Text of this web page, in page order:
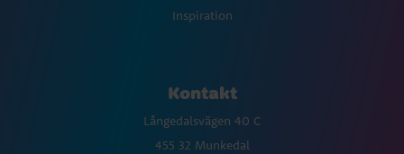
Inspiration
Kontakt
Långedalsvägen 40 C
455 32 Munkedal